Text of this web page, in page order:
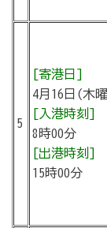
5
[寄港日]
4月16日(木
[入港時刻]
8時00分
[出港時刻]
15時00分